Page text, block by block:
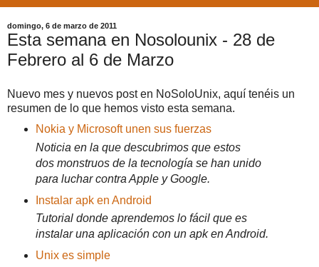
domingo, 6 de marzo de 2011
Esta semana en Nosolounix - 28 de
Febrero al 6 de Marzo
Nuevo mes y nuevos post en NoSoloUnix, aquí tenéis un
resumen de lo que hemos visto esta semana.
Nokia y Microsoft unen sus fuerzas
Noticia en la que descubrimos que estos
dos monstruos de la tecnología se han unido
para luchar contra Apple y Google.
Instalar apk en Android
Tutorial donde aprendemos lo fácil que es
instalar una aplicación con un apk en Android.
Unix es simple